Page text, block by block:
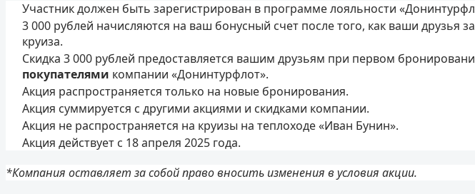
Участник должен быть зарегистрирован в программе лояльности
3 000 рублей начисляются на ваш бонусный счет после того, как ваши
круиза.
Скидка 3 000 рублей предоставляется вашим друзьям при первом
покупателями компании «Донинтурфлот».
Акция распространяется только на новые бронирования.
Акция суммируется с другими акциями и скидками компании.
Акция не распространяется на круизы на теплоходе «Иван Бунин».
Акция действует с 18 апреля 2025 года.
*Компания оставляет за собой право вносить изменения в условия акции.